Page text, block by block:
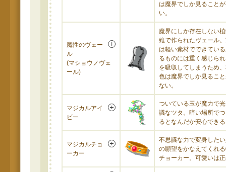
は魔界でしか見ること
い。
魔性のヴェー
ル
(マショウノヴェ
ール)
魔界にしか存在しない
維で作られたヴェール
は軽い素材でできてい
るものには重く感じら
を吸収してしまうため
色は魔界でしか見るこ
ない。
マジカルアイ
ビー
ついている玉が魔力で
議なツタ。暗い場所で
るとなんだか安心でき
マジカルチョ
ーカー
不思議な力で変身した
の願望をかなえてくれ
チョーカー。可愛いは